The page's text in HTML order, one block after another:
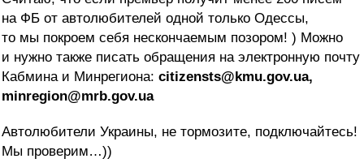
на ФБ от автолюбителей одной только Одессы,
то мы покроем себя нескончаемым позором! ) Можно
и нужно также писать обращения на электронную почту
Кабмина и Минрегиона: citizensts@kmu.gov.ua,
minregion@mrb.gov.ua
Автолюбители Украины, не тормозите, подключайтесь!
Мы проверим…))